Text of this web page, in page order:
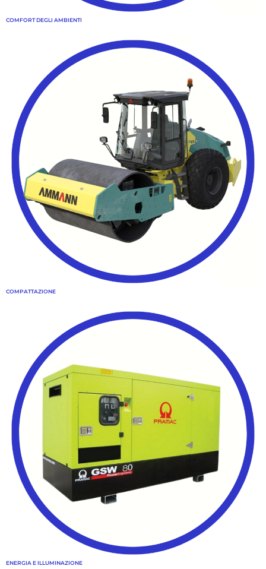
COMFORT DEGLI AMBIENTI
COMPATTAZIONE
ENERGIA E ILLUMINAZIONE